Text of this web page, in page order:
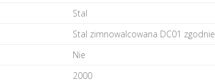
Stal
Stal zimnowalcowana DC01
Nie
2000